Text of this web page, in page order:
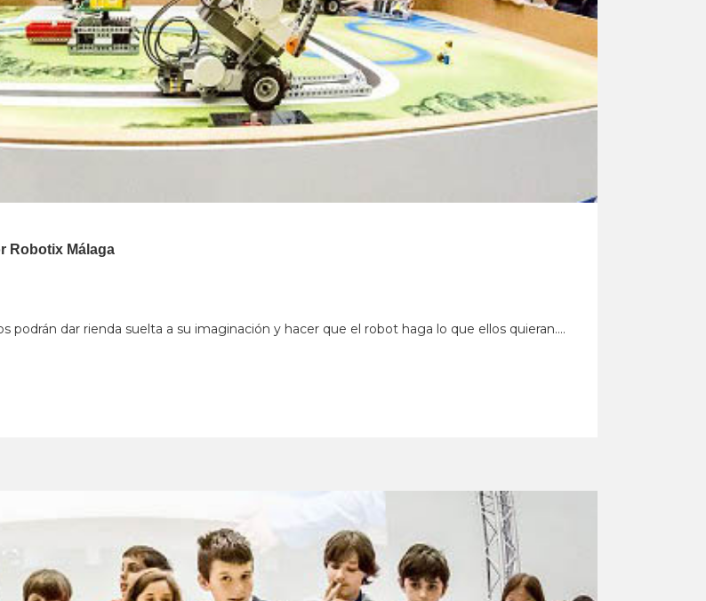
Robotix Málaga
dar rienda suelta a su imaginación y hacer que el robot haga lo que ellos quieran....